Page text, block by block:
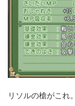
リソルの槍がこれ。